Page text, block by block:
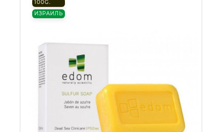
100G.
ИЗРАИЛЬ